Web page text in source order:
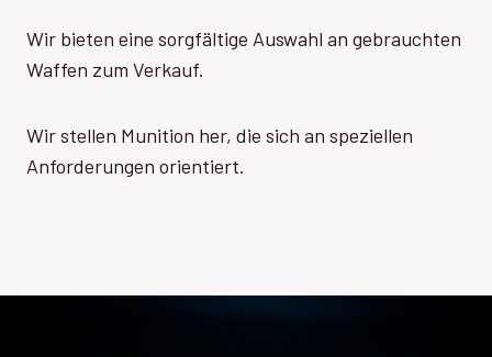
Wir bieten eine sorgfältige Auswahl an gebrauchten
Waffen zum Verkauf.
Wir stellen Munition her, die sich an speziellen
Anforderungen orientiert.